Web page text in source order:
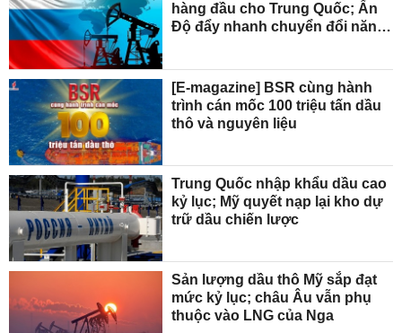
hàng đầu cho Trung Quốc; Ấn
Độ đẩy nhanh chuyển đổi năng
[E-magazine] BSR cùng hành
trình cán mốc 100 triệu tấn dầu
thô và nguyên liệu
Trung Quốc nhập khẩu dầu cao
kỷ lục; Mỹ quyết nạp lại kho dự
trữ dầu chiến lược
Sản lượng dầu thô Mỹ sắp đạt
mức kỷ lục; châu Âu vẫn phụ
thuộc vào LNG của Nga